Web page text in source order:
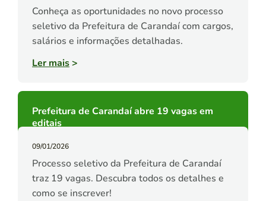
Conheça as oportunidades no novo processo
seletivo da Prefeitura de Carandaí com cargos,
salários e informações detalhadas.
Ler mais>
Prefeitura de Carandaí abre 19 vagas em
editais
09/01/2026
Processo seletivo da Prefeitura de Carandaí
traz 19 vagas. Descubra todos os detalhes e
como se inscrever!